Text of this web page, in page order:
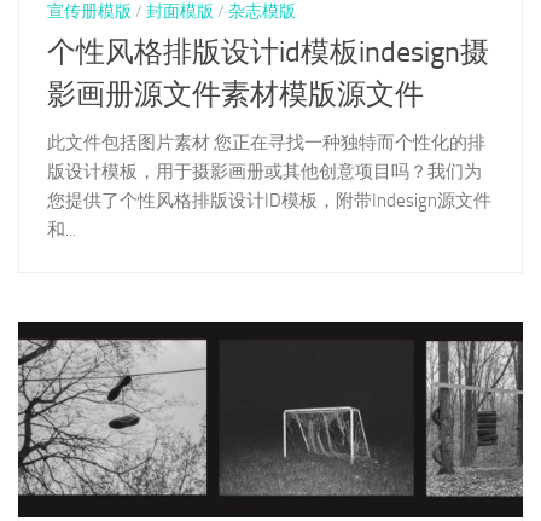
宣传册模版 / 封面模版 / 杂志模版
个性风格排版设计id模板indesign摄
影画册源文件素材模版源文件
此文件包括图片素材 您正在寻找一种独特而个性化的排
版设计模板，用于摄影画册或其他创意项目吗？我们为
您提供了个性风格排版设计ID模板，附带Indesign源文件
和...